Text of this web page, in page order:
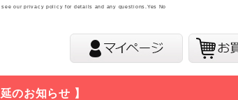
のお知らせ 】
our privacy policy for details and any questions.Yes No